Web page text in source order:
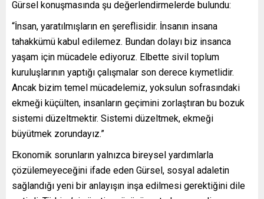
Gürsel konuşmasında şu değerlendirmelerde bulundu:
“İnsan, yaratılmışların en şereflisidir. İnsanın insana
tahakkümü kabul edilemez. Bundan dolayı biz insanca
yaşam için mücadele ediyoruz. Elbette sivil toplum
kuruluşlarının yaptığı çalışmalar son derece kıymetlidir.
Ancak bizim temel mücadelemiz, yoksulun sofrasındaki
ekmeği küçülten, insanların geçimini zorlaştıran bu bozuk
sistemi düzeltmektir. Sistemi düzeltmek, ekmeği
büyütmek zorundayız.”
Ekonomik sorunların yalnızca bireysel yardımlarla
çözülemeyeceğini ifade eden Gürsel, sosyal adaletin
sağlandığı yeni bir anlayışın inşa edilmesi gerektiğini dile